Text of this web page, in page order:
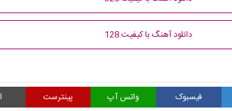
دانلود آهنگ با کیفیت 128
فیسبوک واتس آپ پینترست